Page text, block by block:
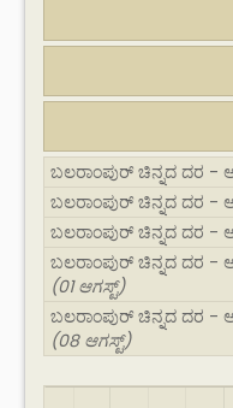
ಬಲರಾಂಪುರ್ ಚಿನ್ನದ ದರ -
ಬಲರಾಂಪುರ್ ಚಿನ್ನದ ದರ -
ಬಲರಾಂಪುರ್ ಚಿನ್ನದ ದರ -
ಬಲರಾಂಪುರ್ ಚಿನ್ನದ ದರ -
(01 ಆಗಸ್ಟ್)
ಬಲರಾಂಪುರ್ ಚಿನ್ನದ ದರ -
(08 ಆಗಸ್ಟ್)